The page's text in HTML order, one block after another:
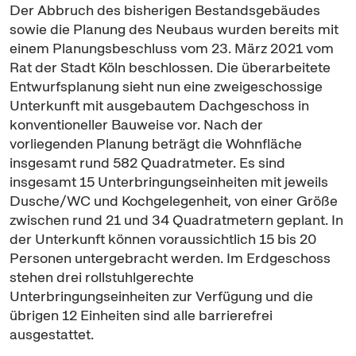
Der Abbruch des bisherigen Bestandsgebäudes
sowie die Planung des Neubaus wurden bereits mit
einem Planungsbeschluss vom 23. März 2021 vom
Rat der Stadt Köln beschlossen. Die überarbeitete
Entwurfsplanung sieht nun eine zweigeschossige
Unterkunft mit ausgebautem Dachgeschoss in
konventioneller Bauweise vor. Nach der
vorliegenden Planung beträgt die Wohnfläche
insgesamt rund 582 Quadratmeter. Es sind
insgesamt 15 Unterbringungseinheiten mit jeweils
Dusche/WC und Kochgelegenheit, von einer Größe
zwischen rund 21 und 34 Quadratmetern geplant. In
der Unterkunft können voraussichtlich 15 bis 20
Personen untergebracht werden. Im Erdgeschoss
stehen drei rollstuhlgerechte
Unterbringungseinheiten zur Verfügung und die
übrigen 12 Einheiten sind alle barrierefrei
ausgestattet.